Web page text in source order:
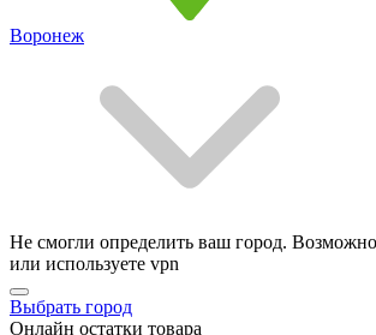
Воронеж
Не смогли определить ваш город.
или используете vpn
Выбрать город
Онлайн остатки товара